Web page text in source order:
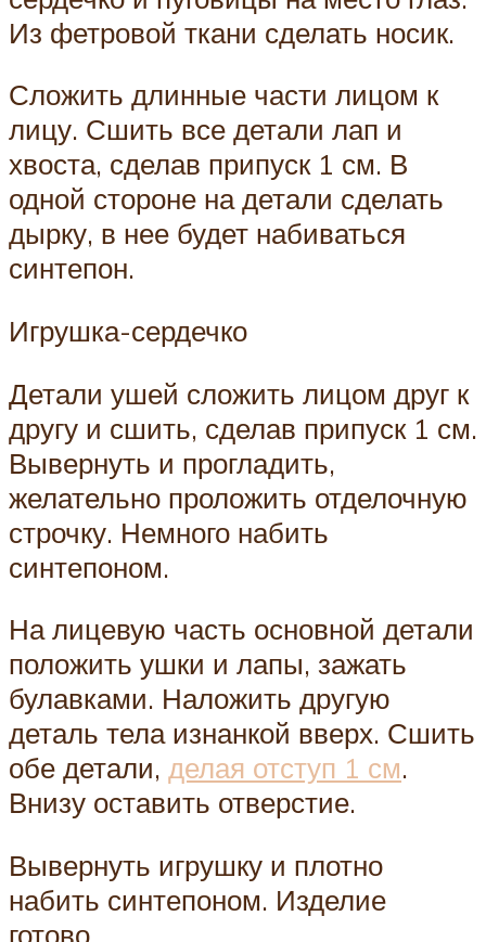
Из фетровой ткани сделать носик.
Сложить длинные части лицом к
лицу. Сшить все детали лап и
хвоста, сделав припуск 1 см. В
одной стороне на детали сделать
дырку, в нее будет набиваться
синтепон.
Игрушка-сердечко
Детали ушей сложить лицом друг к
другу и сшить, сделав припуск 1 см.
Вывернуть и прогладить,
желательно проложить отделочную
строчку. Немного набить
синтепоном.
На лицевую часть основной детали
положить ушки и лапы, зажать
булавками. Наложить другую
деталь тела изнанкой вверх. Сшить
обе детали, делая отступ 1 см.
Внизу оставить отверстие.
Вывернуть игрушку и плотно
набить синтепоном. Изделие
готово.